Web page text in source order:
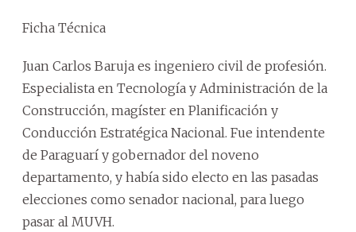
Ficha Técnica
Juan Carlos Baruja es ingeniero civil de profesión.
Especialista en Tecnología y Administración de la
Construcción, magíster en Planificación y
Conducción Estratégica Nacional. Fue intendente
de Paraguarí y gobernador del noveno
departamento, y había sido electo en las pasadas
elecciones como senador nacional, para luego
pasar al MUVH.